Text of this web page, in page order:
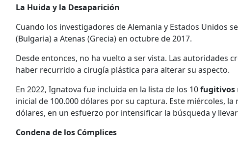
La Huida y la Desaparición
Cuando los investigadores de Alemania y Estados Unidos
(Bulgaria) a Atenas (Grecia) en octubre de 2017.
Desde entonces, no ha vuelto a ser vista. Las autoridades
haber recurrido a cirugía plástica para alterar su aspecto.
En 2022, Ignatova fue incluida en la lista de los 10fugitivos
inicial de 100.000 dólares por su captura. Este miércoles,
dólares, en un esfuerzo por intensificar la búsqueda y
Condena de los Cómplices